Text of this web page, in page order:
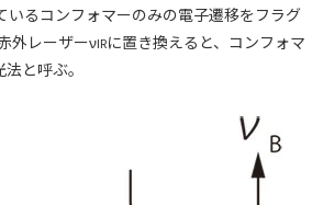
いるコンフォマーのみの電子遷移をフラグ
外レーザーνIRに置き換えると、コンフォマ
と呼ぶ。